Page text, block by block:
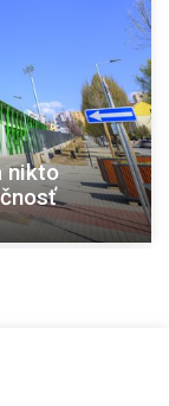
nikto